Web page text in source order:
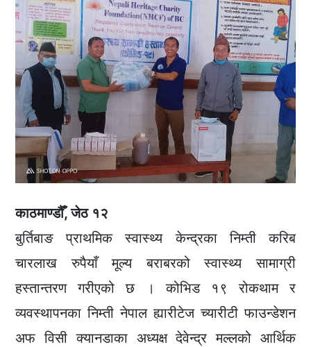
काठमाण्डौँ, जेठ १२
बुर्तिबाङ प्राथमिक स्वास्थ्य केन्द्रका निम्ती करिब
चारलाख रुपैयाँ मूल्य बराबरको स्वास्थ्य सामाग्री
हस्तान्तरण गरीएको छ । कोभिड १९ रोकथाम र
व्यवस्थापनका निम्ती नेपाल ह्यारीटेज च्यारीटी फाउन्डेशन
अफ विसी क्यानडाका अध्यक्ष देवेन्द्र मल्लको आर्थिक